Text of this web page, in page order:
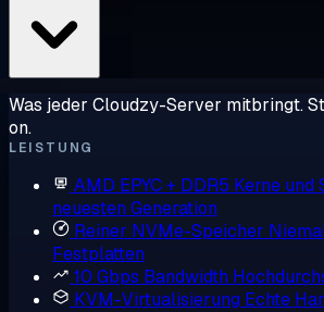
Was jeder Cloudzy-Server mitbringt.
on.
LEISTUNG
AMD EPYC + DDR5 Kerne und
neuesten Generation
Reiner NVMe-Speicher
Festplatten
10 Gbps Bandwidth
KVM-Virtualisierung Echte